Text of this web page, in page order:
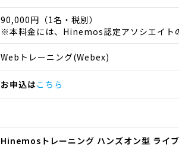
90,000円（1名・税別）
※本料金には、Hinemos認定アソシエイト
Webトレーニング(Webex)
お申込はこちら
Hinemosトレーニング ハンズオン型 ライ